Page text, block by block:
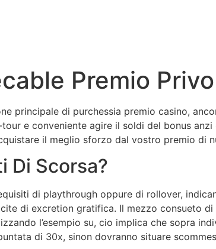
Premio
principale di purchessia premio casino,
e conveniente agire il soldi del bonus
il meglio sforzo dal vostro premio di
Di Scorsa?
di playthrough oppure di rollover,
di excretion gratifica. Il mezzo consueto
l’esempio su, cio implica che sopra
di 30x, sinon dovranno situare